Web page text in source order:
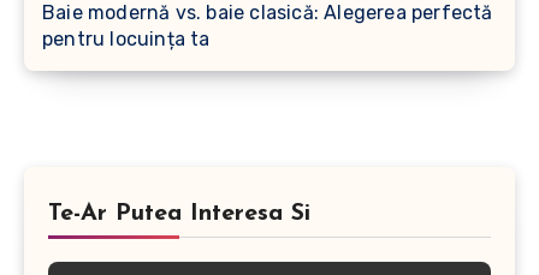
Baie modernă vs. baie clasică: Alegerea perfectă
pentru locuința ta
Te-Ar Putea Interesa Si